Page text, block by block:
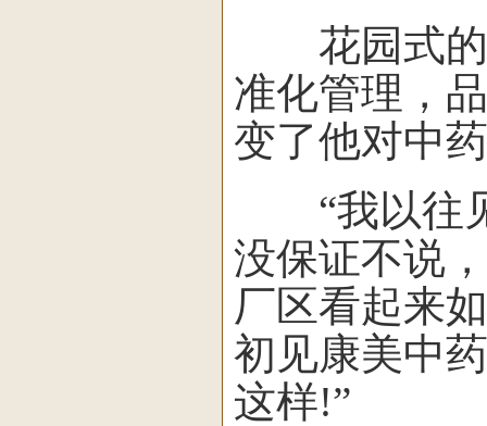
花园式的
准化管理，
变了他对中
“我以往见
没保证不说
厂区看起来
初见康美中
这样!”